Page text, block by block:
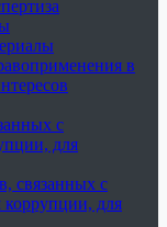
в
с
для
связанных с
коррупции, для